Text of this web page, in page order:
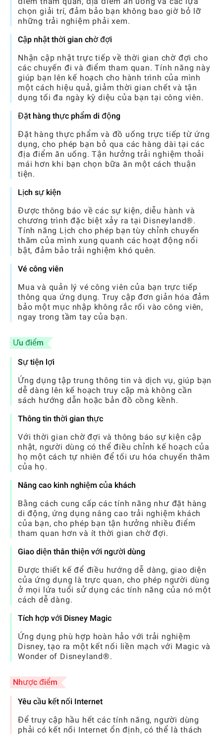
chọn giải trí, đảm bảo bạn không bao giờ bỏ lỡ
những trải nghiệm phải xem.
Cập nhật thời gian chờ đợi
Nhận cập nhật trực tiếp về thời gian chờ đợi cho
các chuyến đi và điểm tham quan. Tính năng này
giúp bạn lên kế hoạch cho hành trình của mình
một cách hiệu quả, giảm thời gian chết và tận
dụng tối đa ngày kỳ diệu của bạn tại công viên.
Đặt hàng thực phẩm di động
Đặt hàng thực phẩm và đồ uống trực tiếp từ ứng
dụng, cho phép bạn bỏ qua các hàng dài tại các
địa điểm ăn uống. Tận hưởng trải nghiệm thoải
mái hơn khi bạn chọn bữa ăn một cách thuận
tiện.
Lịch sự kiện
Được thông báo về các sự kiện, diễu hành và
chương trình đặc biệt xảy ra tại Disneyland®.
Tính năng Lịch cho phép bạn tùy chỉnh chuyến
thăm của mình xung quanh các hoạt động nổi
bật, đảm bảo trải nghiệm khó quên.
Vé công viên
Mua và quản lý vé công viên của bạn trực tiếp
thông qua ứng dụng. Truy cập đơn giản hóa đảm
bảo một mục nhập không rắc rối vào công viên,
ngay trong tầm tay của bạn.
Ưu điểm
Sự tiện lợi
Ứng dụng tập trung thông tin và dịch vụ, giúp bạn
dễ dàng lên kế hoạch truy cập mà không cần
sách hướng dẫn hoặc bản đồ cồng kềnh.
Thông tin thời gian thực
Với thời gian chờ đợi và thông báo sự kiện cập
nhật, người dùng có thể điều chỉnh kế hoạch của
họ một cách tự nhiên để tối ưu hóa chuyến thăm
của họ.
Nâng cao kinh nghiệm của khách
Bằng cách cung cấp các tính năng như đặt hàng
di động, ứng dụng nâng cao trải nghiệm khách
của bạn, cho phép bạn tận hưởng nhiều điểm
tham quan hơn và ít thời gian chờ đợi.
Giao diện thân thiện với người dùng
Được thiết kế để điều hướng dễ dàng, giao diện
của ứng dụng là trực quan, cho phép người dùng
ở mọi lứa tuổi sử dụng các tính năng của nó một
cách dễ dàng.
Tích hợp với Disney Magic
Ứng dụng phù hợp hoàn hảo với trải nghiệm
Disney, tạo ra một kết nối liền mạch với Magic và
Wonder of Disneyland®.
Nhược điểm
Yêu cầu kết nối Internet
Để truy cập hầu hết các tính năng, người dùng
phải có kết nối Internet ổn định, có thể là thách